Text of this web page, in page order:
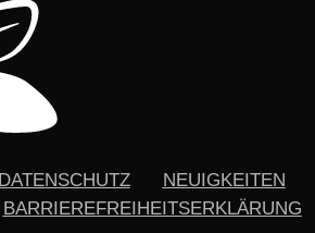
DATENSCHUTZ
NEUIGKEITEN
BARRIEREFREIHEITSERKLÄRUNG